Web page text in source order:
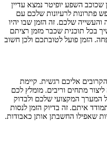
שכוכב השפע יופיטר נמצא עדיין
פתרונות לרעיונות שלכם עם
שלכם. זה הזמן שבו יהיו
בכל תוכנית שכבר מזמן רציתם
הזמן פועל לטובתכם ולכן חשוב
אליכם רגשית. קיימת
מתחים וריבים. מומלץ לכם
המערך המקצועי שלכם ולבדוק
איתם. זה בדיוק הזמן לנסות
שאפילו החשבתן אותן כאבודות.